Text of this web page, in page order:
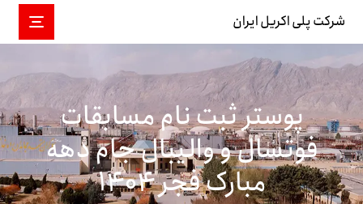
شرکت پلی اکریل ایران
پوستر ثبت نام مسابقات
فوتسال و والیبال جام دهه
مبارک فجر ۱۴۰۴